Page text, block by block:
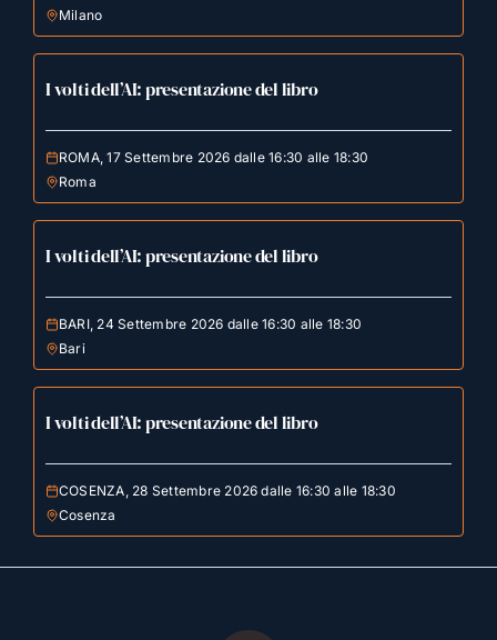
Milano
I volti dell’AI: presentazione del libro
ROMA, 17 Settembre 2026 dalle 16:30 alle 18:30
Roma
I volti dell’AI: presentazione del libro
BARI, 24 Settembre 2026 dalle 16:30 alle 18:30
Bari
I volti dell’AI: presentazione del libro
COSENZA, 28 Settembre 2026 dalle 16:30 alle 18:30
Cosenza